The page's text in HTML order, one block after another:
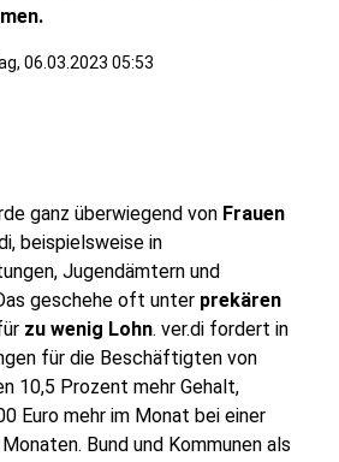
06.03.2023 05:53
ganz überwiegend von Frauen
beispielsweise in
Jugendämtern und
geschehe oft unter prekären
zu wenig Lohn. ver.di fordert in
für die Beschäftigten von
10,5 Prozent mehr Gehalt,
Euro mehr im Monat bei einer
Bund und Kommunen als